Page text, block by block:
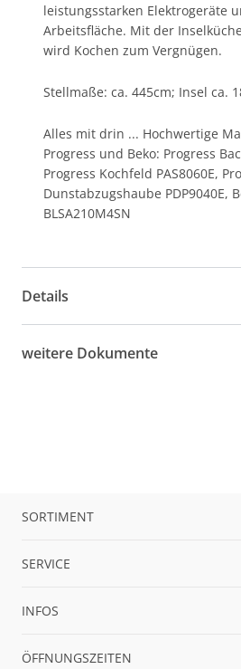
leistungsstarken Elektrogeräte
Arbeitsfläche. Mit der
wird Kochen zum Vergnügen.
Stellmaße: ca. 445cm; Insel ca.
Alles mit drin ... Hochwertige
Progress und Beko: Progress
Progress Kochfeld PAS8060E,
Dunstabzugshaube PDP9040E,
BLSA210M4SN
Details
weitere Dokumente
SORTIMENT
SERVICE
INFOS
ÖFFNUNGSZEITEN